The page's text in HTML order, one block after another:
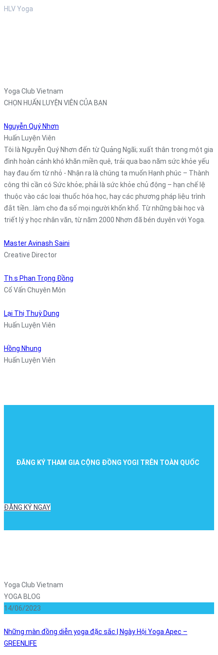
HLV Yoga
Yoga Club Vietnam
CHỌN HUẤN LUYỆN VIÊN CỦA BẠN
Nguyễn Quý Nhơn
Huấn Luyện Viên
Tôi là Nguyễn Quý Nhơn đến từ Quảng Ngãi; xuất thân trong một gia
đình hoàn cảnh khó khăn miền quê, trải qua bao năm sức khỏe yếu
hay đau ốm từ nhỏ - Nhận ra là chúng ta muốn Hạnh phúc – Thành
công thì cần có Sức khỏe; phải là sức khỏe chủ động – hạn chế lệ
thuộc vào các loại thuốc hóa học, hay các phương pháp liệu trình
đắt tiền…làm cho đa số mọi người khốn khổ. Từ những bài học và
triết lý y học nhân văn, từ năm 2000 Nhơn đã bén duyên với Yoga.
Master Avinash Saini
Creative Director
Th.s Phan Trọng Đồng
Cố Vấn Chuyên Môn
Lại Thị Thuỳ Dung
Huấn Luyện Viên
Hồng Nhung
Huấn Luyện Viên
ĐĂNG KÝ THAM GIA CỘNG ĐỒNG YOGI TRÊN TOÀN QUỐC
ĐĂNG KÝ NGAY
Yoga Club Vietnam
YOGA BLOG
14/06/2023
Những màn đồng diễn yoga đặc sắc | Ngày Hội Yoga Apec –
GREENLIFE